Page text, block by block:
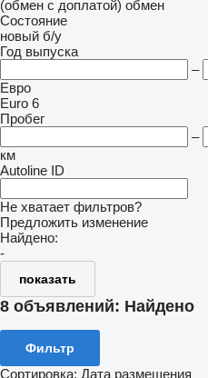
(обмен с доплатой) обмен
Состояние
новый б/у
Год выпуска
–
Евро
Euro 6
Пробег
–
км
Autoline ID
Не хватает фильтров?
Предложить изменение
Найдено:
-
показать
8 объявлений: Найдено
Фильтр
Сортировка: Дата размещения